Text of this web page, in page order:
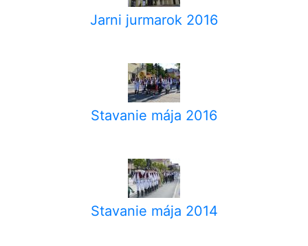
Jarni jurmarok 2016
Stavanie mája 2016
Stavanie mája 2014